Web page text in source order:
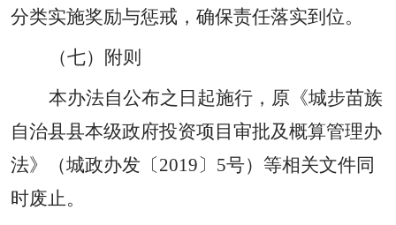
分类实施奖励与惩戒，确保责任落实到位。
（七）附则
本办法自公布之日起施行，原《城步苗族
自治县县本级政府投资项目审批及概算管理办
法》（城政办发〔2019〕 5号）等相关文件同
时废止。